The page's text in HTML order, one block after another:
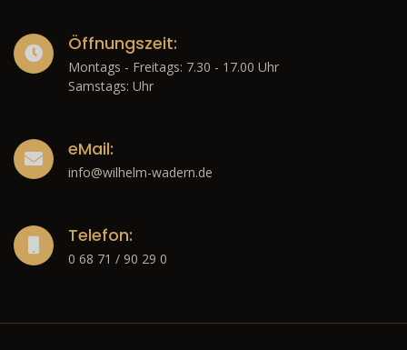
Öffnungszeit:
Montags - Freitags: 7.30 - 17.00 Uhr
Samstags: Uhr
eMail:
info@wilhelm-wadern.de
Telefon:
0 68 71 / 90 29 0